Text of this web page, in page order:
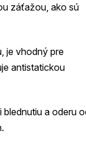
záťažou, ako sú
je vhodný pre
antistatickou
a oderu